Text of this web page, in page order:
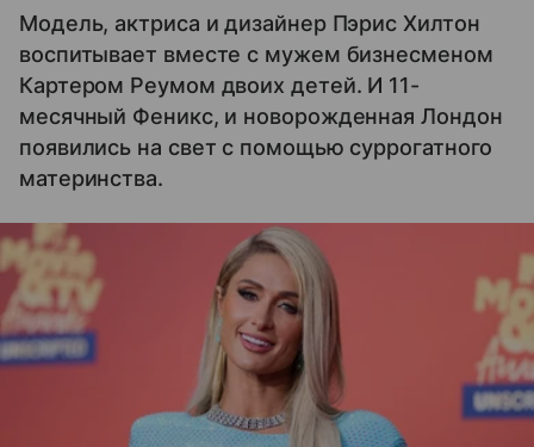
Модель, актриса и дизайнер Пэрис Хилтон
воспитывает вместе с мужем бизнесменом
Картером Реумом двоих детей. И 11-
месячный Феникс, и новорожденная Лондон
появились на свет с помощью суррогатного
материнства.